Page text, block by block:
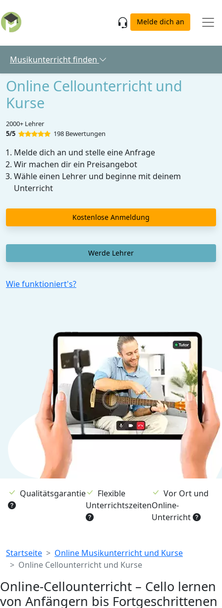
Melde dich an
Musikunterricht finden
Online Cellounterricht und
Kurse
2000+ Lehrer
5/5
198 Bewertungen
Melde dich an und stelle eine Anfrage
Wir machen dir ein Preisangebot
Wähle einen Lehrer und beginne mit deinem
Unterricht
Kostenlose Anmeldung
Werde Lehrer
Wie funktioniert's?
Qualitätsgarantie
Flexible
Unterrichtszeiten
Vor Ort und
Online-
Unterricht
Breadcrumb
Startseite
Online Musikunterricht und Kurse
Online Cellounterricht und Kurse
Online-Cellounterricht – Cello lernen
von Anfängern bis Fortgeschrittenen